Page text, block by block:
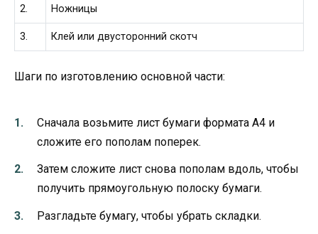
2. Ножницы
3. Клей или двусторонний скотч
Шаги по изготовлению основной части:
Сначала возьмите лист бумаги формата А4 и
сложите его пополам поперек.
Затем сложите лист снова пополам вдоль, чтобы
получить прямоугольную полоску бумаги.
Разгладьте бумагу, чтобы убрать складки.